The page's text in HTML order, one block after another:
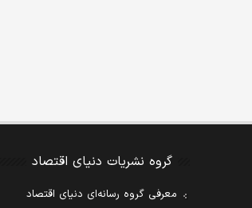
گروه نشریات دنیای اقتصاد
معرفی گروه رسانه‌ای دنیای اقتصاد